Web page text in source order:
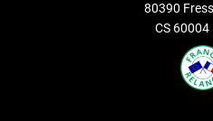
80390
CS 60004